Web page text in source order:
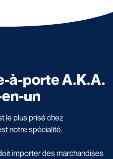
à-porte A.K.A.
un
le plus prisé chez
notre spécialité.
importer des marchandises